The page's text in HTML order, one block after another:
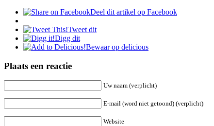
Deel dit artikel op Facebook
Tweet dit
Digg dit
Bewaar op delicious
Plaats een reactie
Uw naam (verplicht)
E-mail (word niet getoond) (verplicht)
Website